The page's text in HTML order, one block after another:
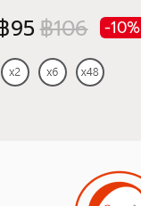
95฿106 -10%